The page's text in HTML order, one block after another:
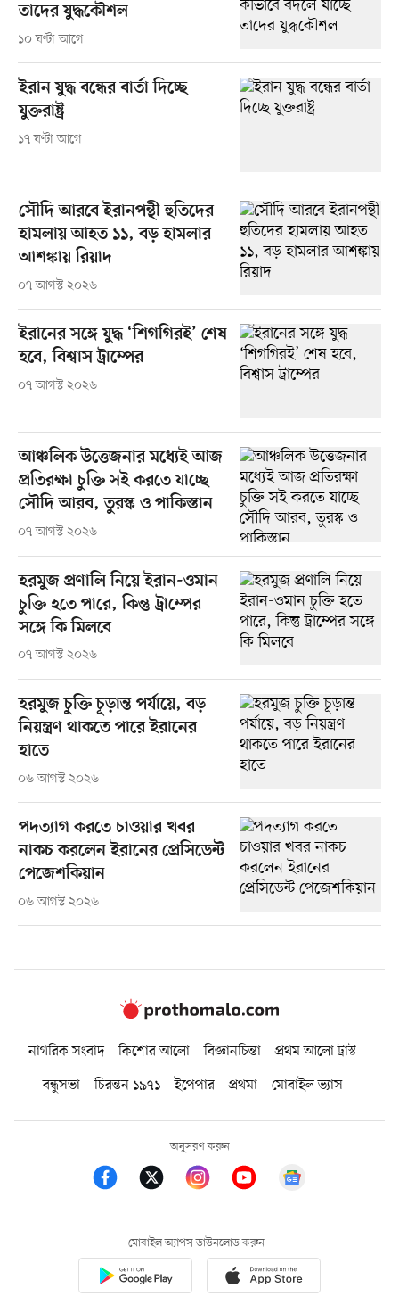
তাদের যুদ্ধকৌশল
১০ ঘণ্টা আগে
ইরান যুদ্ধ বন্ধের বার্তা দিচ্ছে
যুক্তরাষ্ট্র
১৭ ঘণ্টা আগে
সৌদি আরবে ইরানপন্থী হুতিদের
হামলায় আহত ১১, বড় হামলার
আশঙ্কায় রিয়াদ
০৭ আগস্ট ২০২৬
ইরানের সঙ্গে যুদ্ধ ‘শিগগিরই’ শেষ
হবে, বিশ্বাস ট্রাম্পের
০৭ আগস্ট ২০২৬
আঞ্চলিক উত্তেজনার মধ্যেই আজ
প্রতিরক্ষা চুক্তি সই করতে যাচ্ছে
সৌদি আরব, তুরস্ক ও পাকিস্তান
০৭ আগস্ট ২০২৬
হরমুজ প্রণালি নিয়ে ইরান-ওমান
চুক্তি হতে পারে, কিন্তু ট্রাম্পের
সঙ্গে কি মিলবে
০৭ আগস্ট ২০২৬
হরমুজ চুক্তি চূড়ান্ত পর্যায়ে, বড়
নিয়ন্ত্রণ থাকতে পারে ইরানের
হাতে
০৬ আগস্ট ২০২৬
পদত্যাগ করতে চাওয়ার খবর
নাকচ করলেন ইরানের প্রেসিডেন্ট
পেজেশকিয়ান
০৬ আগস্ট ২০২৬
নাগরিক সংবাদ কিশোর আলো বিজ্ঞানচিন্তা
প্রথম আলো ট্রাস্ট
বন্ধুসভা
চিরন্তন ১৯৭১ ইপেপার প্রথমা মোবাইল ভ্যাস
অনুসরণ করুন
মোবাইল অ্যাপস ডাউনলোড করুন